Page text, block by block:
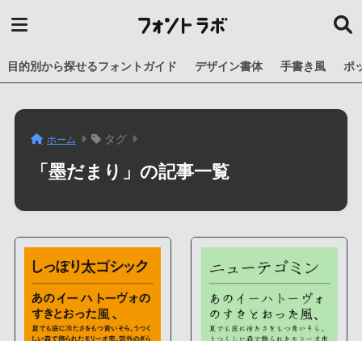
目的別から探せるフォントガイド デザイン書体 手書き風 ポ
ホーム タグ
「墨だまり」の記事一覧